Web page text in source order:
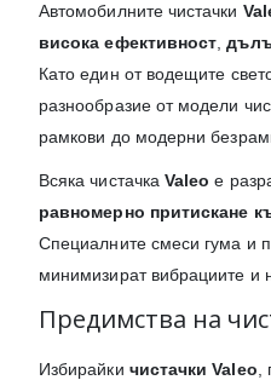
Автомобилните чистачки
висока ефективност ,
Като един от водещите
разнообразие от модели
рамкови до модерни
Всяка чистачкаValeo е
равномерно притискане
Специалните смеси гума и
минимизират вибрациите и
Предимства на
Избирайки чистачки Valeo